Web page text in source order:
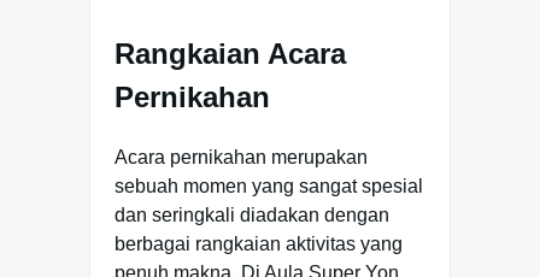
Rangkaian Acara
Pernikahan
Acara pernikahan merupakan
sebuah momen yang sangat spesial
dan seringkali diadakan dengan
berbagai rangkaian aktivitas yang
penuh makna. Di Aula Super Yon